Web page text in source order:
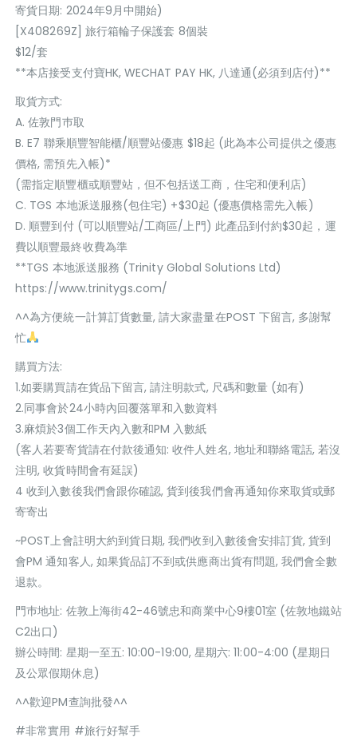
寄貨日期: 2024年9月中開始)
[X408269Z] 旅行箱輪子保護套 8個裝
$12/套
**本店接受支付寶HK, WECHAT PAY HK, 八達通(必須到店付)**
取貨方式:
A. 佐敦門巿取
B. E7 聯乘順豐智能櫃/順豐站優惠 $18起 (此為本公司提供之優惠
價格, 需預先入帳)*
(需指定順豐櫃或順豐站，但不包括送工商，住宅和便利店)
C. TGS 本地派送服務(包住宅) +$30起 (優惠價格需先入帳)
D. 順豐到付 (可以順豐站/工商區/上門) 此產品到付約$30起，運
費以順豐最終收費為準
**TGS 本地派送服務 (Trinity Global Solutions Ltd)
https://www.trinitygs.com/
^^為方便統一計算訂貨數量, 請大家盡量在POST 下留言, 多謝幫
忙
購買方法:
1.如要購買請在貨品下留言, 請注明款式, 尺碼和數量 (如有)
2.同事會於24小時內回覆落單和入數資料
3.麻煩於3個工作天內入數和PM 入數紙
(客人若要寄貨請在付款後通知: 收件人姓名, 地址和聯絡電話, 若沒
注明, 收貨時間會有延誤)
4 收到入數後我們會跟你確認, 貨到後我們會再通知你來取貨或郵
寄寄出
~POST上會註明大約到貨日期, 我們收到入數後會安排訂貨, 貨到
會PM 通知客人, 如果貨品訂不到或供應商出貨有問題, 我們會全數
退款。
門巿地址: 佐敦上海街42-46號忠和商業中心9樓01室 (佐敦地鐵站
C2出口)
辦公時間: 星期一至五: 10:00-19:00, 星期六: 11:00-4:00 (星期日
及公眾假期休息)
^^歡迎PM查詢批發^^
#非常實用 #旅行好幫手